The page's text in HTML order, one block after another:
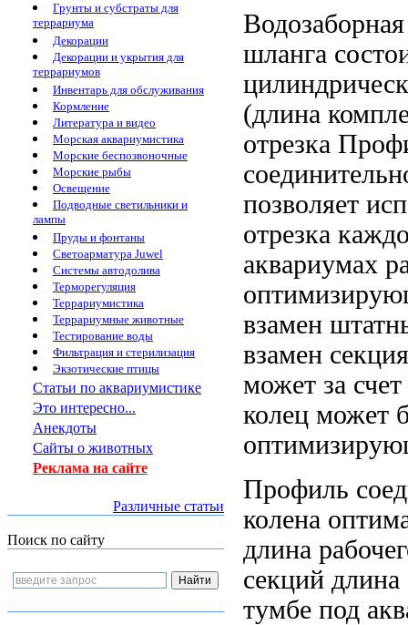
Грунты и субстраты для
террариума
Декорации
Декорации и укрытия для
террариумов
Инвентарь для обслуживания
Кормление
Литература и видео
Морская аквариумистика
Морские беспозвоночные
Морские рыбы
Освещение
Подводные светильники и
лампы
Пруды и фонтаны
Светоарматура Juwel
Системы автодолива
Терморегуляция
Террариумистика
Террариумные животные
Тестирование воды
Фильтрация и стерилизация
Экзотические птицы
Статьи по аквариумистике
Это интересно...
Анекдоты
Сайты о животных
Реклама на сайте
Различные статьи
Поиск по сайту
шланга
(длина
отрезка
позволяет
отрезка
аквариумах
взамен
взамен
может за счет
колец может
Профиль
колена
длина
секций длина
тумбе под